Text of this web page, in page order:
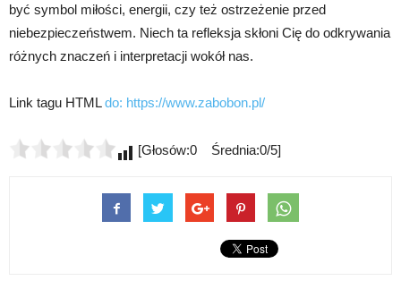
być symbol miłości, energii, czy też ostrzeżenie przed
niebezpieczeństwem. Niech ta refleksja skłoni Cię do odkrywania
różnych znaczeń i interpretacji wokół nas.
Link tagu HTMLdo: https://www.zabobon.pl/
[Głosów:0 Średnia:0/5]